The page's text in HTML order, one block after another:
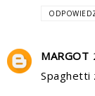
MARGOT
Spaghetti